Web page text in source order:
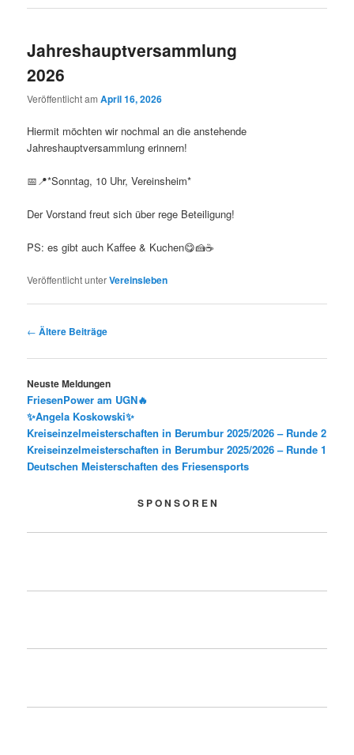
Jahreshauptversammlung
2026
Veröffentlicht amApril 16, 2026
Hiermit möchten wir nochmal an die anstehende
Jahreshauptversammlung erinnern!
📅📍*Sonntag, 10 Uhr, Vereinsheim*
Der Vorstand freut sich über rege Beteiligung!
PS: es gibt auch Kaffee & Kuchen😋🍰☕️
Veröffentlicht unterVereinsleben
Beitragsnavigation
← Ältere Beiträge
Neuste Meldungen
FriesenPower am UGN🔥
✨Angela Koskowski✨
Kreiseinzelmeisterschaften in Berumbur 2025/2026 – Runde 2
Kreiseinzelmeisterschaften in Berumbur 2025/2026 – Runde 1
Deutschen Meisterschaften des Friesensports
S P O N S O R E N